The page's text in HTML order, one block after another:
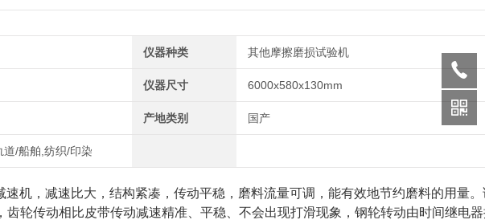
仪器种类 其他摩擦磨损试验机
仪器尺寸 6000x580x130mm
产地类别 国产
/船舶,纺织/印染
速机，减速比大，结构紧凑，传动平稳，磨料流量可调，能有效地节约磨料的用量
齿轮传动相比皮带传动减速精准、平稳、不会出现打滑现象，钢轮转动由时间继电